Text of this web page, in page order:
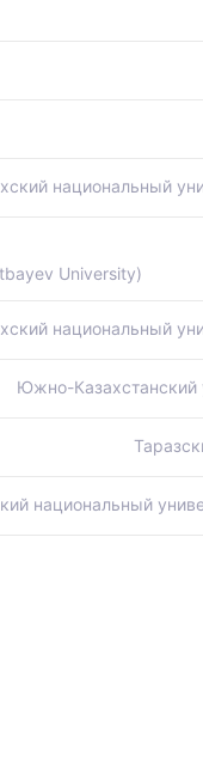
национальный
University)
национальный
Южно-Казахстанский
национальный